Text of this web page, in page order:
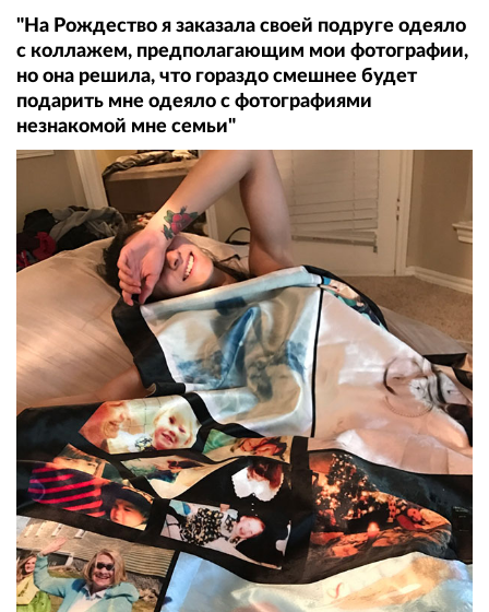
"На Рождество я заказала своей подруге одеяло
с коллажем, предполагающим мои фотографии,
но она решила, что гораздо смешнее будет
подарить мне одеяло с фотографиями
незнакомой мне семьи"